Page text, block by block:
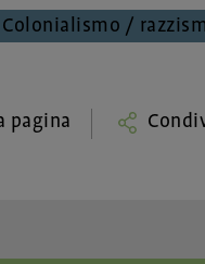
Colonialismo /
pagina